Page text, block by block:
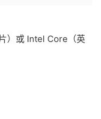
）或 Intel Core（英